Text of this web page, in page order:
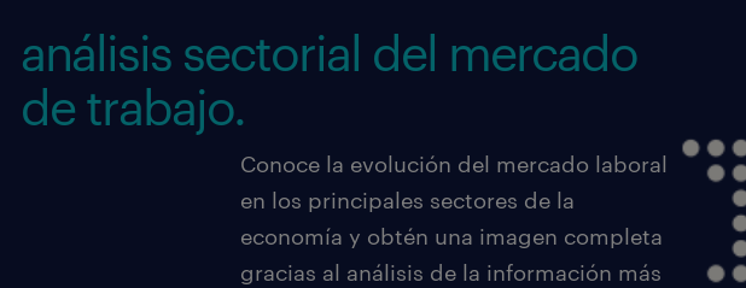
análisis sectorial del mercado
de trabajo.
Conoce la evolución del mercado laboral
en los principales sectores de la
economía y obtén una imagen completa
gracias al análisis de la información más